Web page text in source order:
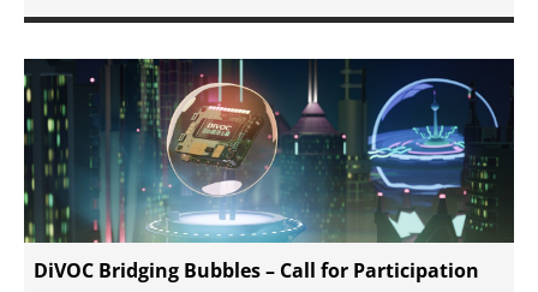
DiVOC Bridging Bubbles – Call for Participation